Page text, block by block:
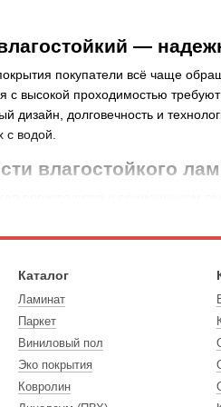
—
покупатели всё чаще
высокой проходимостью
дизайн, долговечность и
с водой.
влагостойкого
«ламинат Egger водостойкий»
надежно защищены от
Aqua+
кімната» представлены разные
Каталог
Ламинат
Паркет
Виниловый пол
Эко покрытия
Ковролин